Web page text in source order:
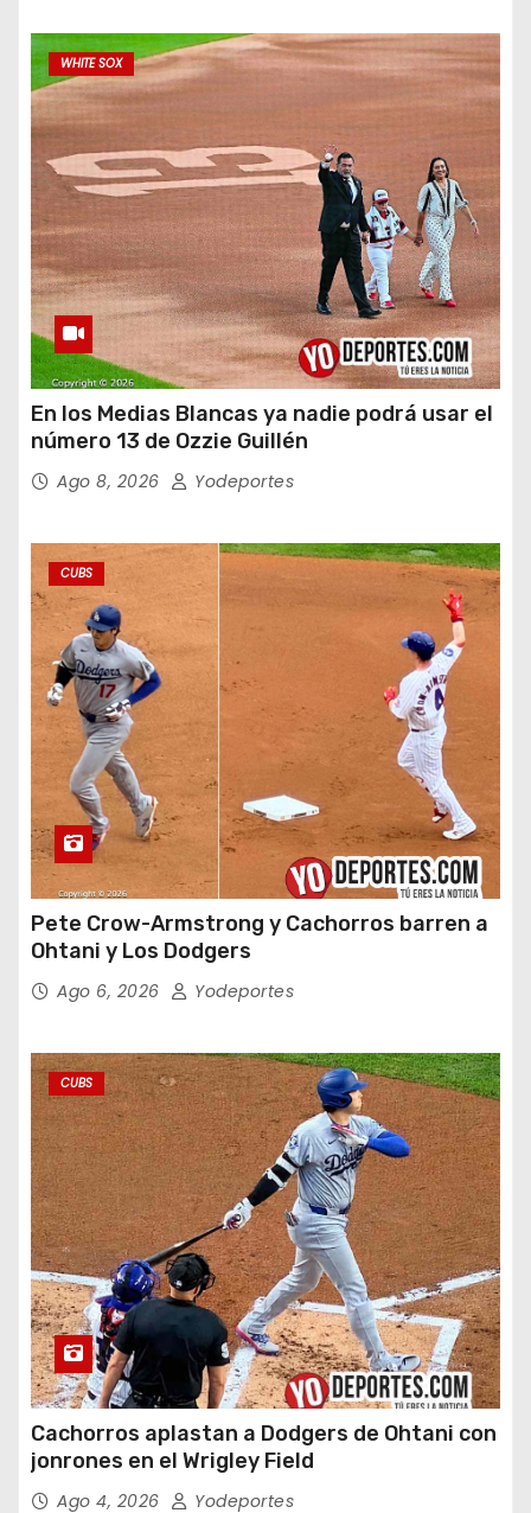
WHITE SOX
En los Medias Blancas ya nadie podrá usar el
número 13 de Ozzie Guillén
Ago 8, 2026 Yodeportes
CUBS
Pete Crow-Armstrong y Cachorros barren a
Ohtani y Los Dodgers
Ago 6, 2026 Yodeportes
CUBS
Cachorros aplastan a Dodgers de Ohtani con
jonrones en el Wrigley Field
Ago 4, 2026 Yodeportes